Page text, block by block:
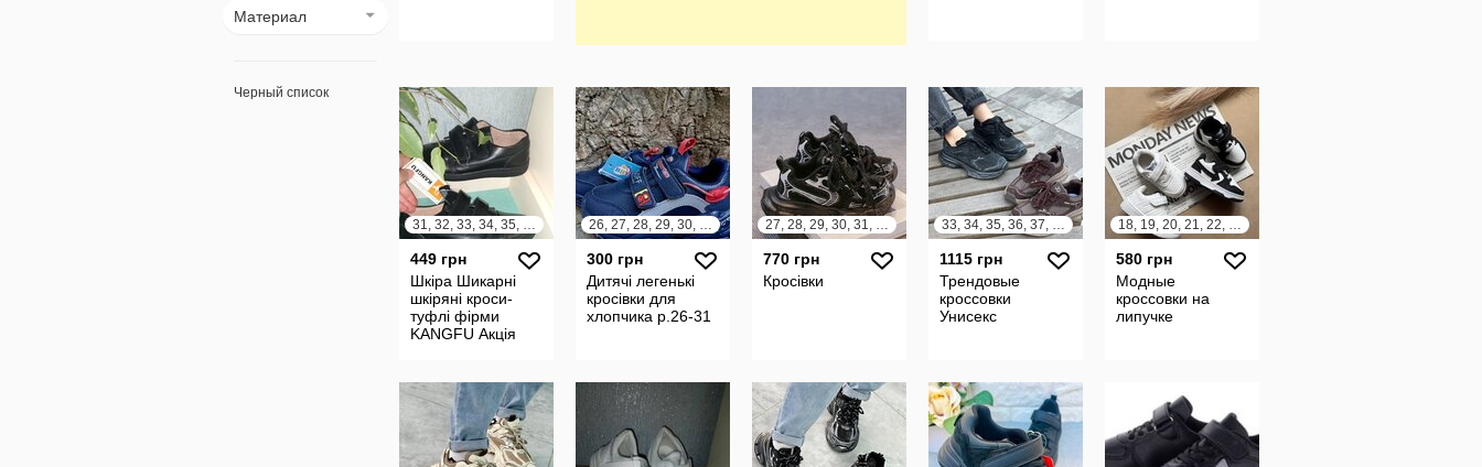
Материал
Черный список
31, 32, 33, 34, 35, 36
449 грн
Шкіра Шикарні
шкіряні кроси-
туфлі фірми
KANGFU Акція
26, 27, 28, 29, 30, 31
300 грн
Дитячі легенькі
кросівки для
хлопчика р.26-31
27, 28, 29, 30, 31, 32, 33, 34
770 грн
Кросівки
33, 34, 35, 36, 37, 38
1115 грн
Трендовые
кроссовки
Унисекс
18, 19, 20, 21, 22, 23
580 грн
Модные
кроссовки на
липучке